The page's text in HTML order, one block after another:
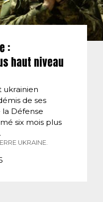
:
haut niveau
ukrainien
de ses
Défense
six mois plus
UKRAINE.